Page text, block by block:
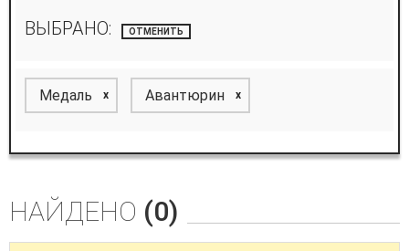
ВЫБРАНО: ОТМЕНИТЬ
Медаль x Авантюрин x
НАЙДЕНО (0)